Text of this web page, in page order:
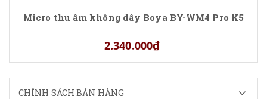
Micro thu âm không dây Boya BY-WM4 Pro K5
2.340.000₫
CHÍNH SÁCH BÁN HÀNG